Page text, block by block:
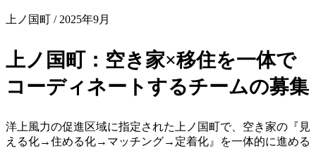
上ノ国町 / 2025年9月
上ノ国町：空き家×移住を一体で
コーディネートするチームの募集
洋上風力の促進区域に指定された上ノ国町で、空き家の『見
える化→住める化→マッチング→定着化』を一体的に進める